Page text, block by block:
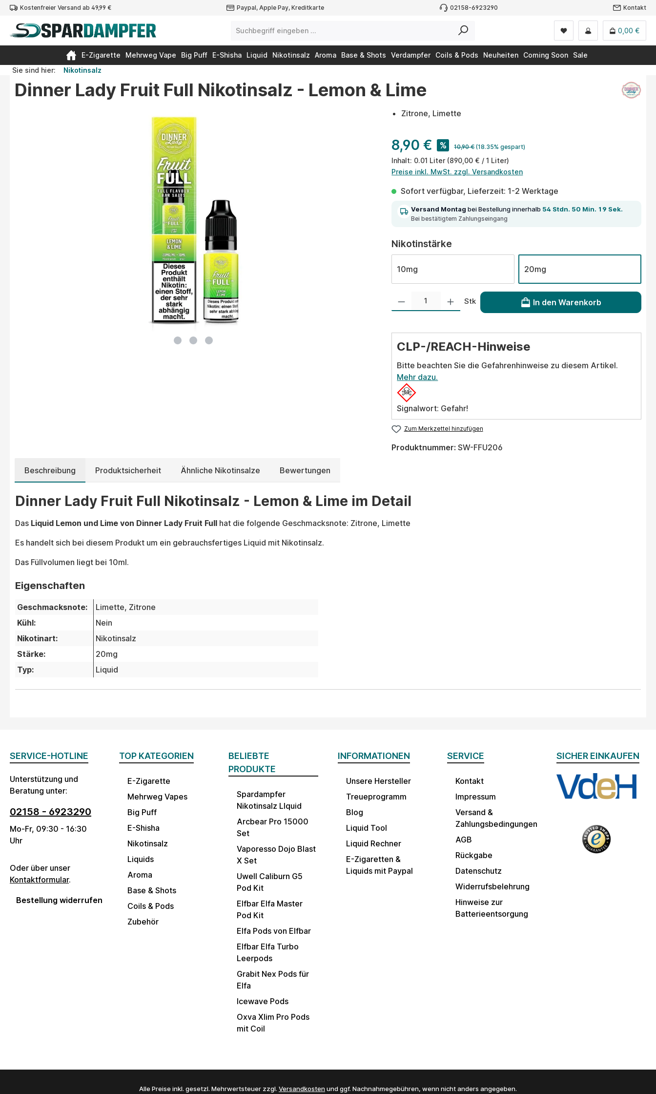
Zur Hauptnavigation springen
Kostenfreier Versand ab 49,99 € Paypal, Apple Pay, Kreditkarte 02158-6923290 Kontakt
0,00 €
E-Zigarette Mehrweg Vape Big Puff E-Shisha Liquid Nikotinsalz Aroma Base & Shots Verdampfer Coils & Pods Neuheiten Coming Soon
Sale
Sie sind hier:
Nikotinsalz
Dinner Lady Fruit Full Nikotinsalz - Lemon & Lime
Zitrone, Limette
8,90 € % 10,90 € (18.35% gespart)
Inhalt: 0.01 Liter (890,00 € / 1 Liter)
Preise inkl. MwSt. zzgl. Versandkosten
Sofort verfügbar, Lieferzeit: 1-2 Werktage
Versand Montag bei Bestellung innerhalb 54 Stdn. 50 Min. 19 Sek.
Bei bestätigtem Zahlungseingang
Nikotinstärke
10mg 20mg
Produkt Anzahl: Gib den gewünschten Wert ein oder benutze die Schaltflächen um die
Stk In den Warenkorb
CLP-/REACH-Hinweise
Bitte beachten Sie die Gefahrenhinweise zu diesem Artikel.
Mehr dazu.
Signalwort: Gefahr!
Zum Merkzettel hinzufügen
Produktnummer:SW-FFU206
Beschreibung Produktsicherheit Ähnliche Nikotinsalze Bewertungen
Dinner Lady Fruit Full Nikotinsalz - Lemon & Lime im Detail
Das Liquid Lemon und Lime von Dinner Lady Fruit Full hat die folgende Geschmacksnote: Zitrone, Limette
Es handelt sich bei diesem Produkt um ein gebrauchsfertiges Liquid mit Nikotinsalz.
Das Füllvolumen liegt bei 10ml.
Eigenschaften
Geschmacksnote: Limette, Zitrone
Kühl:
Nein
Nikotinart:
Nikotinsalz
Stärke:
20mg
Typ:
Liquid
SERVICE-HOTLINE
Unterstützung und
Beratung unter:
02158 - 6923290
Mo-Fr, 09:30 - 16:30
Uhr
Oder über unser
Kontaktformular.
Bestellung widerrufen
TOP KATEGORIEN
E-Zigarette
Mehrweg Vapes
Big Puff
E-Shisha
Nikotinsalz
Liquids
Aroma
Base & Shots
Coils & Pods
Zubehör
BELIEBTE
PRODUKTE
Spardampfer
Nikotinsalz LIquid
Arcbear Pro 15000
Set
Vaporesso Dojo Blast
X Set
Uwell Caliburn G5
Pod Kit
Elfbar Elfa Master
Pod Kit
Elfa Pods von Elfbar
Elfbar Elfa Turbo
Leerpods
Grabit Nex Pods für
Elfa
Icewave Pods
Oxva Xlim Pro Pods
mit Coil
INFORMATIONEN
Unsere Hersteller
Treueprogramm
Blog
Liquid Tool
Liquid Rechner
E-Zigaretten &
Liquids mit Paypal
SERVICE
Kontakt
Impressum
Versand &
Zahlungsbedingungen
AGB
Rückgabe
Datenschutz
Widerrufsbelehrung
Hinweise zur
Batterieentsorgung
SICHER EINKAUFEN
Alle Preise inkl. gesetzl. Mehrwertsteuer zzgl. Versandkosten und ggf. Nachnahmegebühren, wenn nicht anders angegeben.